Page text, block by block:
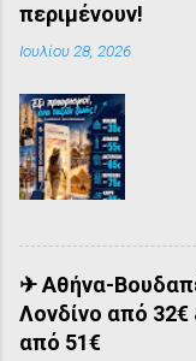
περιμένουν!
Ιουλίου 28, 2026
✈ Αθήνα-
Λονδίνο από
από 51€